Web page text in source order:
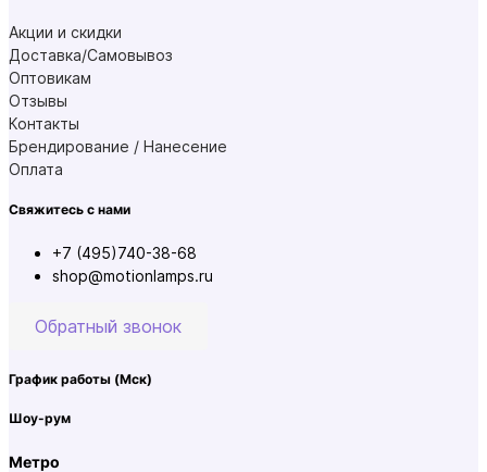
Акции и скидки
Доставка/Самовывоз
Оптовикам
Отзывы
Контакты
Брендирование / Нанесение
Оплата
Свяжитесь с нами
+7 (495)740-38-68
shop@motionlamps.ru
Обратный звонок
График работы (Мск)
Шоу-рум
Метро